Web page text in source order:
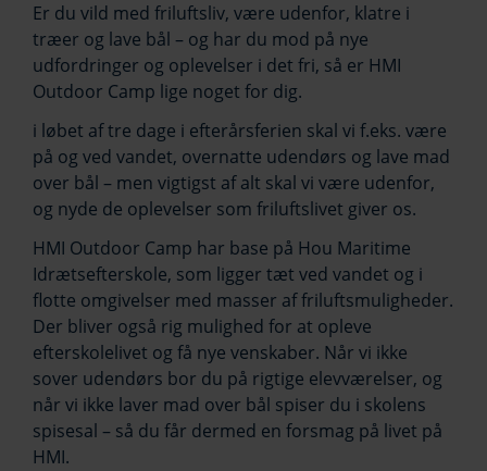
Er du vild med friluftsliv, være udenfor, klatre i
træer og lave bål – og har du mod på nye
udfordringer og oplevelser i det fri, så er HMI
Outdoor Camp lige noget for dig.
i løbet af tre dage i efterårsferien skal vi f.eks. være
på og ved vandet, overnatte udendørs og lave mad
over bål – men vigtigst af alt skal vi være udenfor,
og nyde de oplevelser som friluftslivet giver os.
HMI Outdoor Camp har base på Hou Maritime
Idrætsefterskole, som ligger tæt ved vandet og i
flotte omgivelser med masser af friluftsmuligheder.
Der bliver også rig mulighed for at opleve
efterskolelivet og få nye venskaber. Når vi ikke
sover udendørs bor du på rigtige elevværelser, og
når vi ikke laver mad over bål spiser du i skolens
spisesal – så du får dermed en forsmag på livet på
HMI.